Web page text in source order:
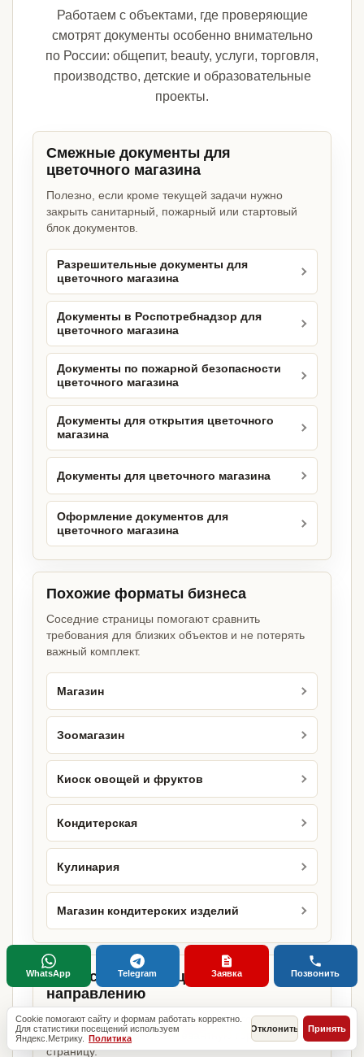
Работаем с объектами, где проверяющие
смотрят документы особенно внимательно
по России: общепит, beauty, услуги, торговля,
производство, детские и образовательные
проекты.
Смежные документы для
цветочного магазина
Полезно, если кроме текущей задачи нужно
закрыть санитарный, пожарный или стартовый
блок документов.
Разрешительные документы для
цветочного магазина
Документы в Роспотребнадзор для
цветочного магазина
Документы по пожарной безопасности
цветочного магазина
Документы для открытия цветочного
магазина
Документы для цветочного магазина
Оформление документов для
цветочного магазина
Похожие форматы бизнеса
Соседние страницы помогают сравнить
требования для близких объектов и не потерять
важный комплект.
Магазин
Зоомагазин
Киоск овощей и фруктов
Кондитерская
Кулинария
Магазин кондитерских изделий
Городские страницы по этому
направлению
Если объект работает в конкретном городе,
можно сразу открыть релевантную городскую
страницу.
Cookie помогают сайту и формам работать корректно.
Для статистики посещений используем
Яндекс.Метрику. Политика
Отклонить Принять
WhatsApp Telegram Заявка Позвонить